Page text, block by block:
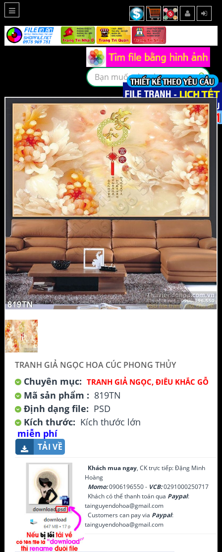
TRANH GIẢ NGỌC HOA CÚC PHONG THỦY
Chuyên mục: TRANH GIẢ NGỌC, ĐIÊU KHẮC GỖ
Mã sản phẩm : 819TN
Định dạng file: PSD
Kích thước: Kích thước lớn
miễn phí
TẢI VỀ
Khách mua ngay, CK trực tiếp: Đặng Minh
Hoàng
Momo:0906196550 - VCB:0291000250717
Khách có thể thanh toán qua Paypal:
tainguyendohoa@gmail.com
Customers can pay via Paypal:
tainguyendohoa@gmail.com